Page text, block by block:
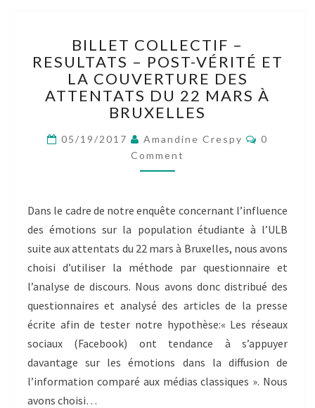
COLLECTIF
–
RESULTATS
–
POST-
VÉRITÉ
ET
LA
COUVERTURE
DU
22
MARS
BRUXELLES
BILLET COLLECTIF –
RESULTATS – POST-VÉRITÉ ET
LA COUVERTURE DES
ATTENTATS DU 22 MARS À
BRUXELLES
05/19/2017 Amandine Crespy
0
Comment
Dans le cadre de notre enquête concernant l’influence
des émotions sur la population étudiante à l’ULB
suite aux attentats du 22 mars à Bruxelles, nous avons
choisi d’utiliser la méthode par questionnaire et
l’analyse de discours. Nous avons donc distribué des
questionnaires et analysé des articles de la presse
écrite afin de tester notre hypothèse:« Les réseaux
sociaux (Facebook) ont tendance à s’appuyer
davantage sur les émotions dans la diffusion de
l’information comparé aux médias classiques ». Nous
avons choisi…